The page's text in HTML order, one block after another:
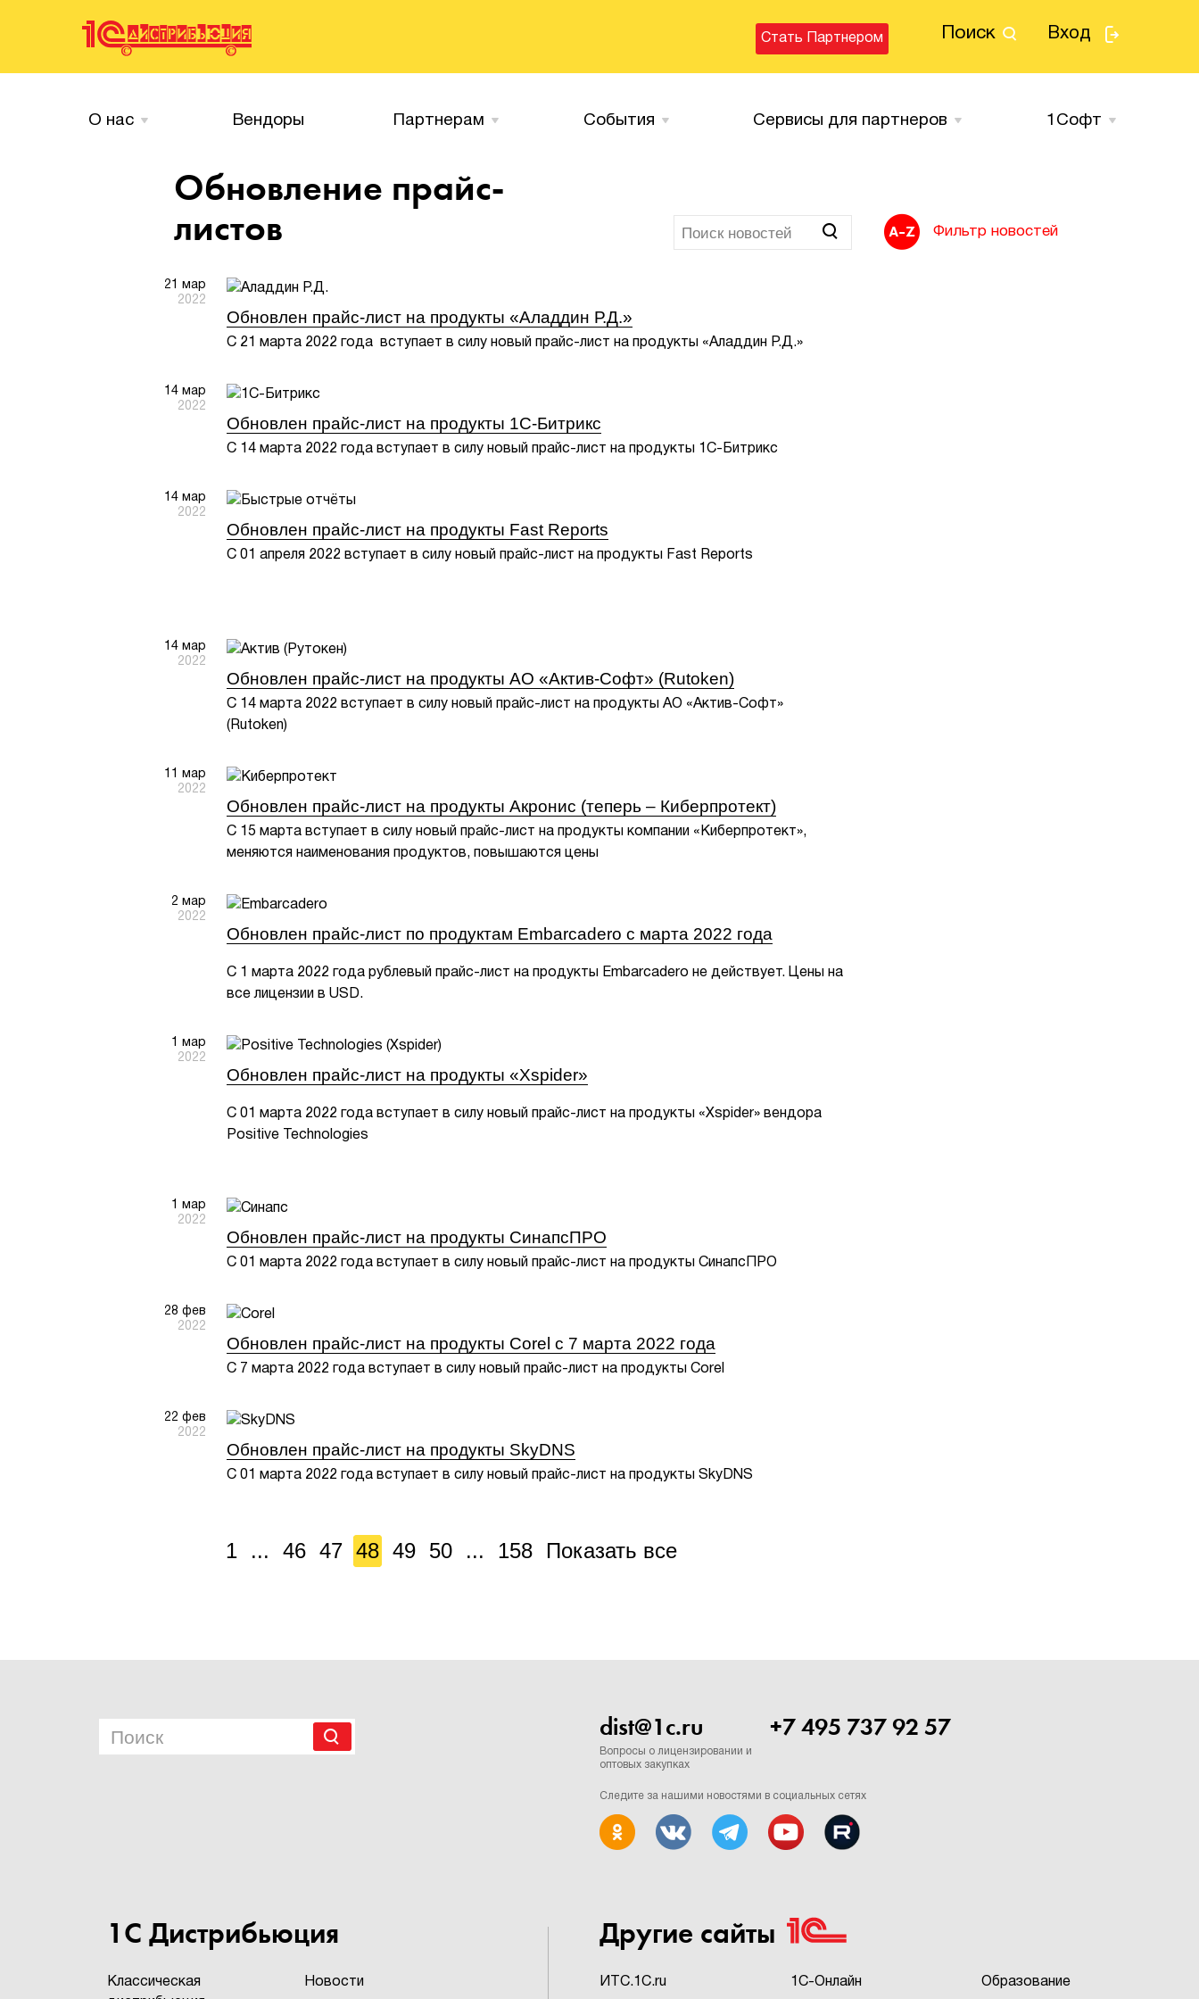
Поиск Вход
Стать Партнером
О нас Вендоры Партнерам События Сервисы для партнеров 1Cофт
Обновление прайс-
листов
Фильтр новостей
21 мар
2022
Обновлен прайс-лист на продукты «Аладдин Р.Д.»
С 21 марта 2022 года вступает в силу новый прайс-лист на продукты «Аладдин Р.Д.»
14 мар
2022
Обновлен прайс-лист на продукты 1С-Битрикс
С 14 марта 2022 года вступает в силу новый прайс-лист на продукты 1С-Битрикс
14 мар
2022
Обновлен прайс-лист на продукты Fast Reports
С 01 апреля 2022 вступает в силу новый прайс-лист на продукты Fast Reports
14 мар
2022
Обновлен прайс-лист на продукты АО «Актив-Софт» (Rutoken)
С 14 марта 2022 вступает в силу новый прайс-лист на продукты АО «Актив-Софт»
(Rutoken)
11 мар
2022
Обновлен прайс-лист на продукты Акронис (теперь – Киберпротект)
С 15 марта вступает в силу новый прайс-лист на продукты компании «Киберпротект»,
меняются наименования продуктов, повышаются цены
2 мар
2022
Обновлен прайс-лист по продуктам Embarcadero c марта 2022 года
С 1 марта 2022 года рублевый прайс-лист на продукты Embarcadero не действует. Цены на
все лицензии в USD.
1 мар
2022
Обновлен прайс-лист на продукты «Xspider»
С 01 марта 2022 года вступает в силу новый прайс-лист на продукты «Xspider» вендора
Positive Technologies
1 мар
2022
Обновлен прайс-лист на продукты СинапсПРО
С 01 марта 2022 года вступает в силу новый прайс-лист на продукты СинапсПРО
28 фев
2022
Обновлен прайс-лист на продукты Corel с 7 марта 2022 года
С 7 марта 2022 года вступает в силу новый прайс-лист на продукты Corel
22 фев
2022
Обновлен прайс-лист на продукты SkyDNS
С 01 марта 2022 года вступает в силу новый прайс-лист на продукты SkyDNS
1 ... 46 47 48 49 50 ... 158 Показать все
+7 495 737 92 57
dist@1c.ru
Вопросы о лицензировании и
оптовых закупках
Следите за нашими новостями в социальных сетях
1С Дистрибьюция
Классическая
Новости
Другие сайты
ИTC.1C.ru 1С-Онлайн Образование